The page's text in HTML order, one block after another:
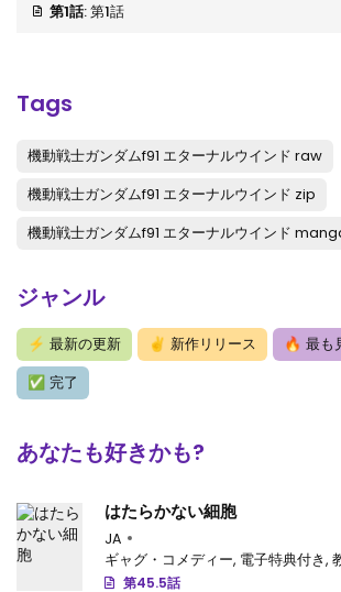
第1話: 第1話
Tags
機動戦士ガンダムf91 エターナルウインド raw
機動戦士ガンダムf91 エターナルウインド zip
機動戦士ガンダムf91 エターナルウインド
ジャンル
⚡ 最新の更新 ✌ 新作リリース 🔥 最も
✅ 完了
あなたも好きかも?
はたらかない細胞
JA
ギャグ・コメディー, 電子特典付き,
第45.5話